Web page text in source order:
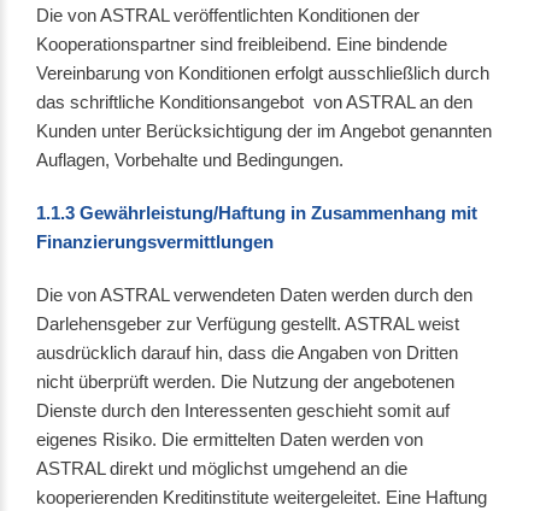
Die von ASTRAL veröffentlichten Konditionen der
Kooperationspartner sind freibleibend. Eine bindende
Vereinbarung von Konditionen erfolgt ausschließlich durch
das schriftliche Konditionsangebot von ASTRAL an den
Kunden unter Berücksichtigung der im Angebot genannten
Auflagen, Vorbehalte und Bedingungen.
1.1.3 Gewährleistung/Haftung in Zusammenhang mit
Finanzierungsvermittlungen
Die von ASTRAL verwendeten Daten werden durch den
Darlehensgeber zur Verfügung gestellt. ASTRAL weist
ausdrücklich darauf hin, dass die Angaben von Dritten
nicht überprüft werden. Die Nutzung der angebotenen
Dienste durch den Interessenten geschieht somit auf
eigenes Risiko. Die ermittelten Daten werden von
ASTRAL direkt und möglichst umgehend an die
kooperierenden Kreditinstitute weitergeleitet. Eine Haftung